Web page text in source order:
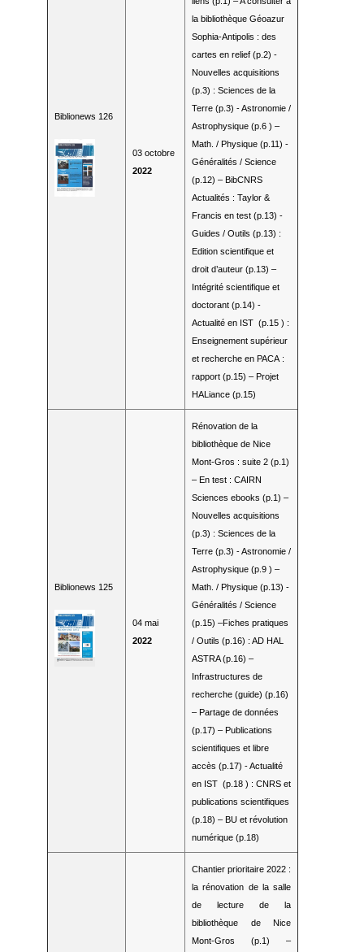
Biblionews 126
03 octobre
2022
la bibliothèque Géoazur
Sophia-Antipolis : des
cartes en relief (p.2) -
Nouvelles acquisitions
(p.3) : Sciences de la
Terre (p.3) - Astronomie /
Astrophysique (p.6 ) –
Math. / Physique (p.11) -
Généralités / Science
(p.12) – BibCNRS
Actualités : Taylor &
Francis en test (p.13) -
Guides / Outils (p.13) :
Edition scientifique et
droit d’auteur (p.13) –
Intégrité scientifique et
doctorant (p.14) -
Actualité en IST (p.15 ) :
Enseignement supérieur
et recherche en PACA :
rapport (p.15) – Projet
HALiance (p.15)
Biblionews 125
04 mai
2022
Rénovation de la
bibliothèque de Nice
Mont-Gros : suite 2 (p.1)
– En test : CAIRN
Sciences ebooks (p.1) –
Nouvelles acquisitions
(p.3) : Sciences de la
Terre (p.3) - Astronomie /
Astrophysique (p.9 ) –
Math. / Physique (p.13) -
Généralités / Science
(p.15) –Fiches pratiques
/ Outils (p.16) : AD HAL
ASTRA (p.16) –
Infrastructures de
recherche (guide) (p.16)
– Partage de données
(p.17) – Publications
scientifiques et libre
accès (p.17) - Actualité
en IST (p.18 ) : CNRS et
publications scientifiques
(p.18) – BU et révolution
numérique (p.18)
Chantier prioritaire 2022 :
la rénovation de la salle
de lecture de la
bibliothèque de Nice
Mont-Gros (p.1) –